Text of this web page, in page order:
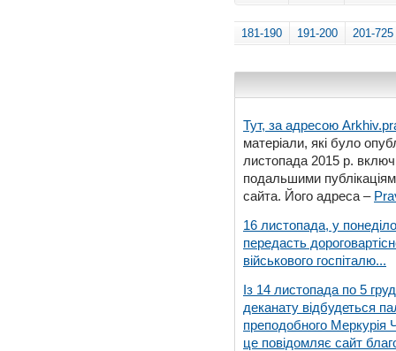
181-190 191-200 201-725
Тут, за адресою
матеріали, які було
листопада 2015 р.
подальшими
сайта. Його адреса –
16 листопада, у
передасть
військового госпіталю...
Із 14 листопада по 5
деканату відбудеться
преподобного Меркурія
це повідомляє сайт